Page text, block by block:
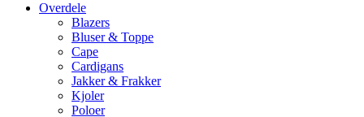
Overdele
Blazers
Bluser & Toppe
Cape
Cardigans
Jakker & Frakker
Kjoler
Poloer